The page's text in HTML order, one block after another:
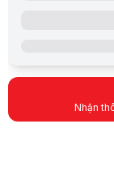
Nhận